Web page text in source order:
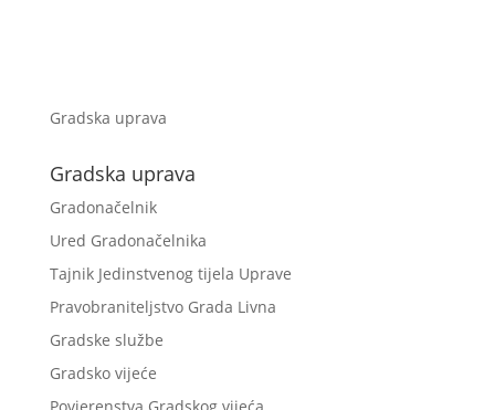
Gradska uprava
Gradska uprava
Gradonačelnik
Ured Gradonačelnika
Tajnik Jedinstvenog tijela Uprave
Pravobraniteljstvo Grada Livna
Gradske službe
Gradsko vijeće